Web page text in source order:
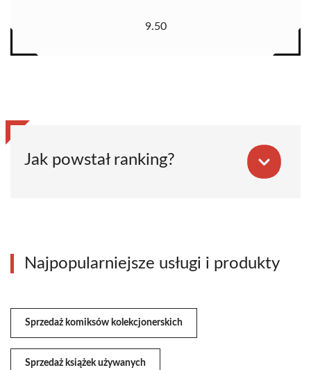
9.50
Jak powstał ranking?
Najpopularniejsze usługi i produkty
Sprzedaż komiksów kolekcjonerskich
Sprzedaż książek używanych